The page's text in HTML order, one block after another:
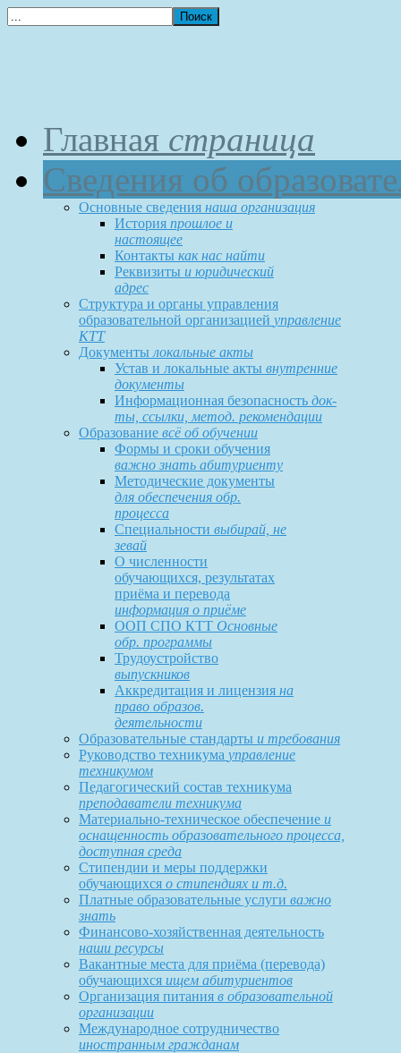
Главная страница
Сведения об
Основные сведения наша организация
История прошлое и
настоящее
Контакты как нас найти
Реквизиты и юридический
адрес
Структура и органы управления
образовательной организацией управление
КТТ
Документы локальные акты
Устав и локальные акты внутренние
документы
Информационная безопасность док-
ты, ссылки, метод. рекомендации
Образование всё об обучении
Формы и сроки обучения
важно знать абитуриенту
Методические документы
для обеспечения обр.
процесса
Специальности выбирай, не
зевай
О численности
обучающихся, результатах
приёма и перевода
информация о приёме
ООП СПО КТТ Основные
обр. программы
Трудоустройство
выпускников
Аккредитация и лицензия на
право образов.
деятельности
Образовательные стандарты и требования
Руководство техникума управление
техникумом
Педагогический состав техникума
преподаватели техникума
Материально-техническое обеспечение и
оснащенность образовательного процесса,
доступная среда
Стипендии и меры поддержки
обучающихся о стипендиях и т.д.
Платные образовательные услуги важно
знать
Финансово-хозяйственная деятельность
наши ресурсы
Вакантные места для приёма (перевода)
обучающихся ищем абитуриентов
Организация питания в образовательной
организации
Международное сотрудничество
иностранным гражданам